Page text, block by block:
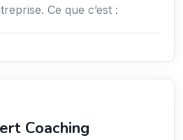
Ce que c’est :
Coaching